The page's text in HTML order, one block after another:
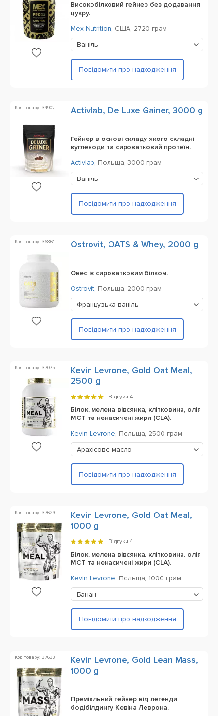
Високобілковий гейнер без додавання
цукру.
Mex Nutrition, США, 2720 грам
Ваніль
Повідомити про надходження
Код товару: 34902 Activlab, De Luxe Gainer, 3000 g
Гейнер в основі складу якого складні
вуглеводи та сироватковий протеїн.
Activlab, Польща, 3000 грам
Ваніль
Повідомити про надходження
Код товару: 36861 Ostrovit, OATS & Whey, 2000 g
Овес із сироватковим білком.
Ostrovit, Польща, 2000 грам
Французька ваніль
Повідомити про надходження
Код товару: 37075
Kevin Levrone, Gold Oat Meal,
2500 g
Відгуки 4
Білок, мелена вівсянка, клітковина, олія
MCT та ненасичені жири (CLA).
Kevin Levrone, Польща, 2500 грам
Арахісове масло
Повідомити про надходження
Код товару: 37629
Kevin Levrone, Gold Oat Meal,
1000 g
Відгуки 4
Білок, мелена вівсянка, клітковина, олія
MCT та ненасичені жири (CLA).
Kevin Levrone, Польща, 1000 грам
Банан
Повідомити про надходження
Код товару: 37633
Kevin Levrone, Gold Lean Mass,
1000 g
Преміальний гейнер від легенди
бодібілдингу Кевіна Леврона.